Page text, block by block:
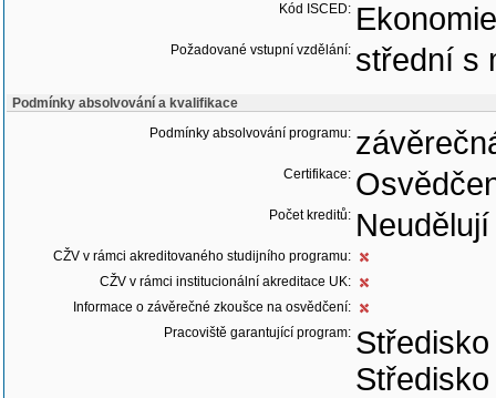
Kód ISCED:
Požadované vstupní vzdělání: střední s
Podmínky absolvování a kvalifikace
Podmínky absolvování programu:
Certifikace:
Počet kreditů:
CŽV v rámci akreditovaného studijního programu:
CŽV v rámci institucionální akreditace UK:
Informace o závěrečné zkoušce na osvědčení:
Pracoviště garantující program: